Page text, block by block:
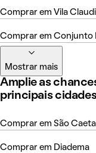
Comprar em Vila
Comprar em Conjunto
Mostrar mais
Amplie as
principais
Comprar em São
Comprar em Diadema